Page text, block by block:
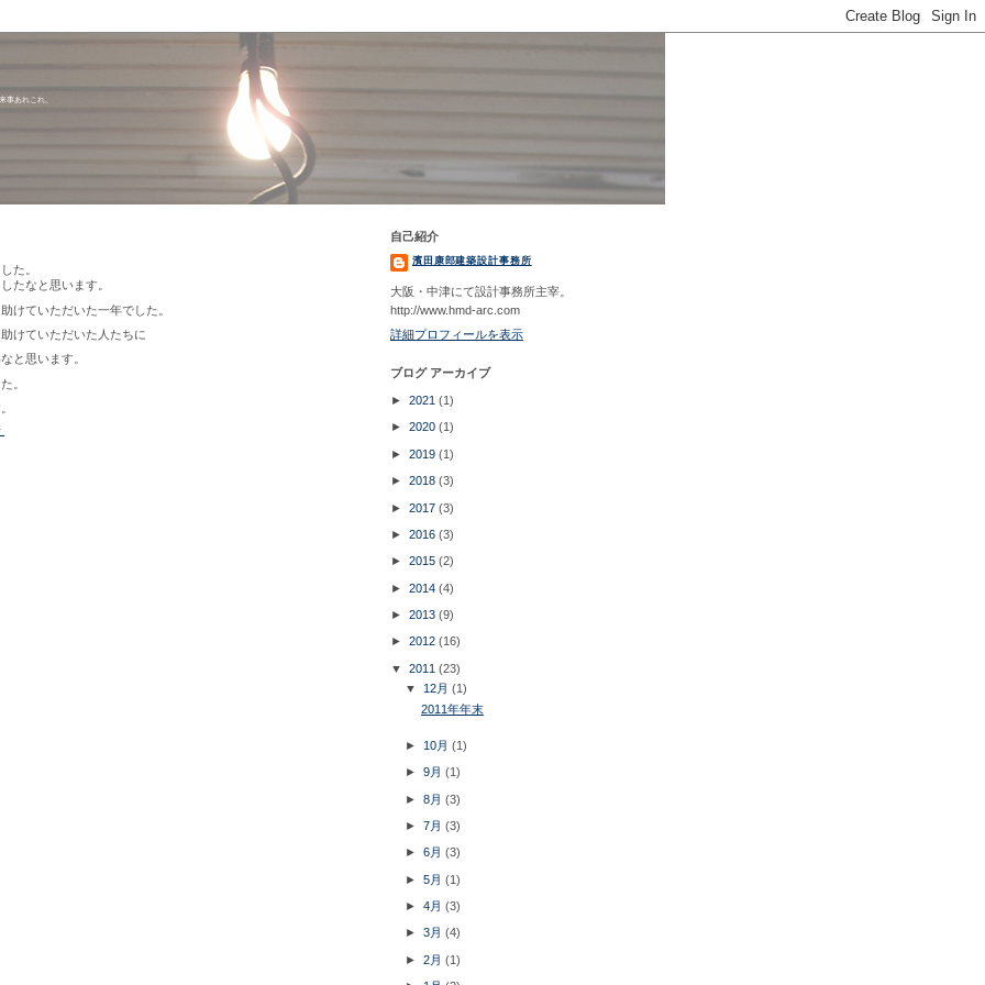
事あれこれ。
た。
たなと思います。
けていただいた一年でした。
けていただいた人たちに
と思います。
。
自己紹介
濱田康郎建築設計事務所
大阪・中津にて設計事務所主宰。
http://www.hmd-arc.com
詳細プロフィールを表示
ブログ アーカイブ
► 2021 (1)
► 2020 (1)
► 2019 (1)
► 2018 (3)
► 2017 (3)
► 2016 (3)
► 2015 (2)
► 2014 (4)
► 2013 (9)
► 2012 (16)
▼ 2011 (23)
▼12月(1)
2011年年末
► 10月(1)
►9月(1)
►8月(3)
►7月(3)
►6月(3)
►5月(1)
►4月(3)
►3月(4)
►2月(1)